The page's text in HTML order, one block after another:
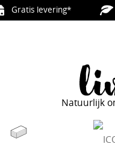
Gratis levering*
Natuurlijk